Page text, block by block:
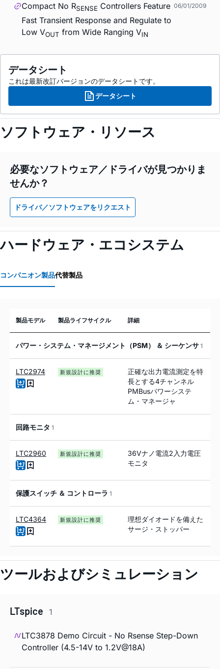
Compact No RSENSE Controllers Feature
Fast Transient Response and Regulate to
Low VOUT from Wide Ranging VIN
06/01/2009
データシート
これは最新改訂バージョンのデータシートです。
データシート
ソフトウェア・リソース
必要なソフトウェア／ドライバが見つかりま
せんか？
ドライバ／ソフトウェアをリクエスト
ハードウェア・エコシステム
コンパニオン製品代替製品
製品モデル 製品ライフサイクル 詳細
パワー・システム・マネージメント（PSM） ＆ シーケンサ 1
LTC2974 新規設計に推奨
正確な出力電流測定を特
長とする4チャンネル
PMBusパワーシステ
ム・マネージャ
回路モニタ 1
LTC2960 新規設計に推奨
36Vナノ電流2入力電圧
モニタ
保護スイッチ ＆ コントローラ 1
LTC4364 新規設計に推奨
理想ダイオードを備えた
サージ・ストッパー
ツールおよびシミュレーション
LTspice 1
LTC3878 Demo Circuit - No Rsense Step-Down
Controller (4.5-14V to 1.2V@18A)